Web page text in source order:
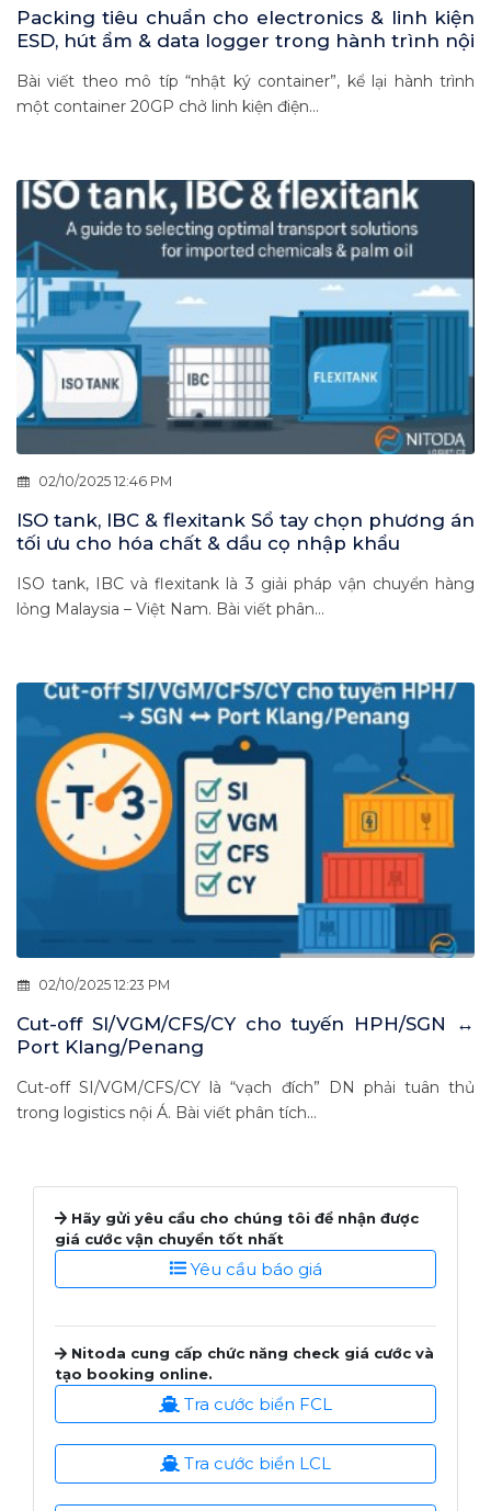
Packing tiêu chuẩn cho electronics & linh kiện
ESD, hút ẩm & data logger trong hành trình nội
Bài viết theo mô típ “nhật ký container”, kể lại hành trình
một container 20GP chở linh kiện điện...
02/10/2025 12:46 PM
ISO tank, IBC & flexitank Sổ tay chọn phương án
tối ưu cho hóa chất & dầu cọ nhập khẩu
ISO tank, IBC và flexitank là 3 giải pháp vận chuyển hàng
lỏng Malaysia – Việt Nam. Bài viết phân...
02/10/2025 12:23 PM
Cut-off SI/VGM/CFS/CY cho tuyến HPH/SGN ↔
Port Klang/Penang
Cut-off SI/VGM/CFS/CY là “vạch đích” DN phải tuân thủ
trong logistics nội Á. Bài viết phân tích...
Hãy gửi yêu cầu cho chúng tôi để nhận được
giá cước vận chuyển tốt nhất
Yêu cầu báo giá
Nitoda cung cấp chức năng check giá cước và
tạo booking online.
Tra cước biển FCL
Tra cước biển LCL